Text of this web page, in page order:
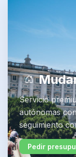
Servicio
autónomas
seguimiento
Pedir